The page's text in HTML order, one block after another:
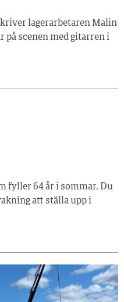
lagerarbetaren Malin
på scenen med gitarren i
fyller 64 år i sommar. Du
att ställa upp i